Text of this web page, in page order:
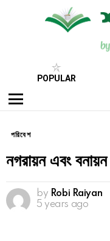
POPULAR
Menu
পরিবেশ
নগরায়ন এবং বনায়ন
by Robi Raiyan
5 years ago